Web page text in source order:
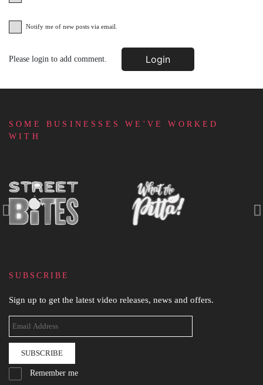
Notify me of new posts via email.
Please login to add comment. Login
SOME BUSINESSES WE'VE WORKED
WITH
SUBSCRIBE
Sign up to get the latest video releases, news and offers.
SUBSCRIBE
Remember me